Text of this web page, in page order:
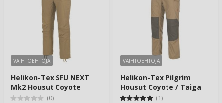
VAIHTOEHTOJA
Helikon-Tex SFU NEXT
Mk2 Housut Coyote
(0)
VAIHTOEHTOJA
Helikon-Tex Pilgrim
Housut Coyote / Taiga
Green
(1)